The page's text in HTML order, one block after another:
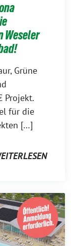
Weseler
Grüne
Projekt.
für die
[…]